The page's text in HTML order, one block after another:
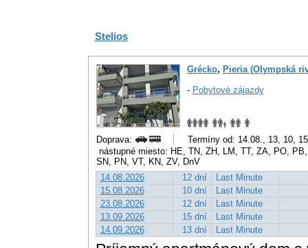
Stelios
Grécko, Pieria (Olympská
- Pobytové zájazdy
Doprava:
Termíny od: 14.08., 13, 10,
nástupné miesto: HE, TN, ZH, LM, TT, ZA, PO,
SN, PN, VT, KN, ZV, DnV
14.08.2026
12 dní Last Minute
15.08.2026
10 dní Last Minute
23.08.2026
12 dní Last Minute
13.09.2026
15 dní Last Minute
14.09.2026
13 dní Last Minute